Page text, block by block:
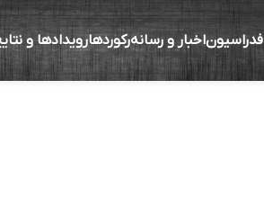
فدراسیوناخبار و رسانهرکوردهارویدادها و